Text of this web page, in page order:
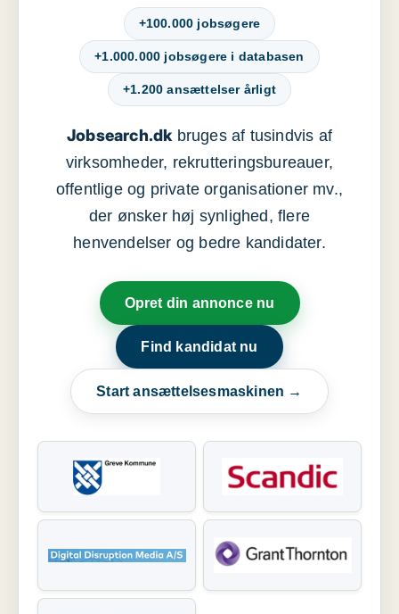
+100.000 jobsøgere
+1.000.000 jobsøgere i databasen
+1.200 ansættelser årligt
Jobsearch.dkbruges af tusindvis af
virksomheder, rekrutteringsbureauer,
offentlige og private organisationer mv.,
der ønsker høj synlighed, flere
henvendelser og bedre kandidater.
Opret din annonce nu
Find kandidat nu
Start ansættelsesmaskinen →